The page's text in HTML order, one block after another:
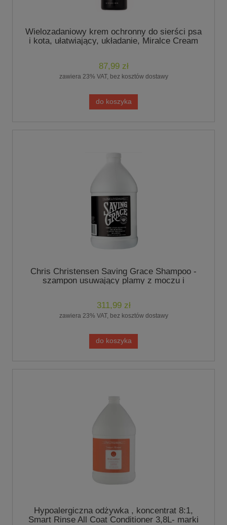
Wielozadaniowy krem ochronny do sierści psa
i kota, ułatwiający, układanie, Miralce Cream
87,99 zł
zawiera 23% VAT, bez kosztów dostawy
do koszyka
Chris Christensen Saving Grace Shampoo -
szampon usuwający plamy z moczu i
311,99 zł
zawiera 23% VAT, bez kosztów dostawy
do koszyka
Hypoalergiczna odżywka , koncentrat 8:1,
Smart Rinse All Coat Conditioner 3,8L- marki